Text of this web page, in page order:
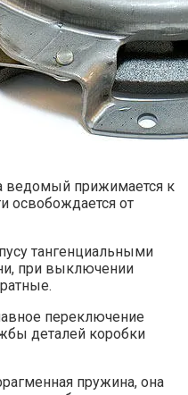
ведомый прижимается к
освобождается от
тангенциальными
при выключении
переключение
деталей коробки
пружина, она